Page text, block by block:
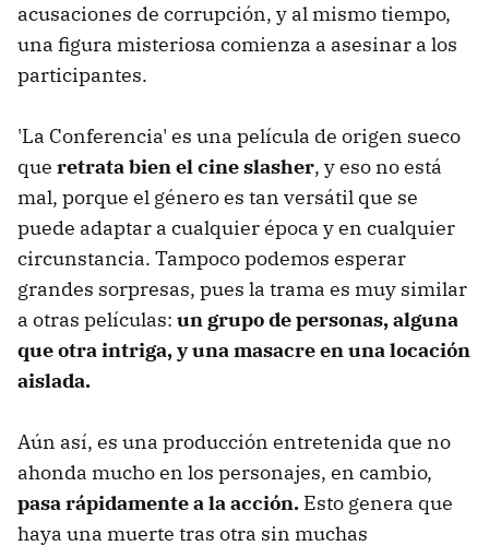
acusaciones de corrupción, y al mismo tiempo,
una figura misteriosa comienza a asesinar a los
participantes.
'La Conferencia' es una película de origen sueco
que retrata bien el cine slasher, y eso no está
mal, porque el género es tan versátil que se
puede adaptar a cualquier época y en cualquier
circunstancia. Tampoco podemos esperar
grandes sorpresas, pues la trama es muy similar
a otras películas: un grupo de personas, alguna
que otra intriga, y una masacre en una locación
aislada.
Aún así, es una producción entretenida que no
ahonda mucho en los personajes, en cambio,
pasa rápidamente a la acción. Esto genera que
haya una muerte tras otra sin muchas